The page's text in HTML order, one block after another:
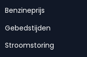
Benzineprijs
Gebedstijden
Stroomstoring